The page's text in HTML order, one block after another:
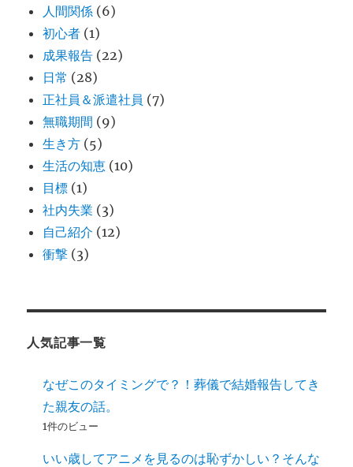
人間関係 (6)
初心者 (1)
成果報告 (22)
日常 (28)
正社員＆派遣社員 (7)
無職期間 (9)
生き方 (5)
生活の知恵 (10)
目標 (1)
社内失業 (3)
自己紹介 (12)
衝撃 (3)
人気記事一覧
なぜこのタイミングで？！葬儀で結婚報告してき
た親友の話。
1件のビュー
いい歳してアニメを見るのは恥ずかしい？そんな